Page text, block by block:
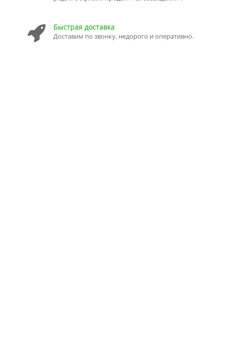
Быстрая доставка
Доставим по звонку, недорого и оперативно.